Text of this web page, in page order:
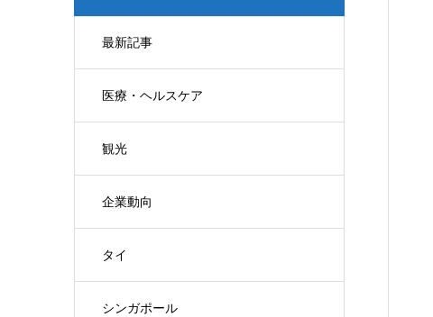
最新記事
医療・ヘルスケア
観光
企業動向
タイ
シンガポール